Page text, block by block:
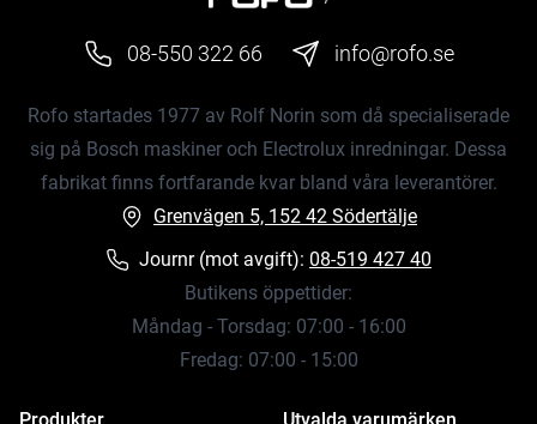
08-550 322 66 info@rofo.se
Rofo startades 1977 av Rolf Norin som då specialiserade
sig på Bosch maskiner och Electrolux inredningar. Dessa
fabrikat finns fortfarande kvar bland våra leverantörer.
Grenvägen 5, 152 42 Södertälje
Journr (mot avgift): 08-519 427 40
Butikens öppettider:
Måndag - Torsdag: 07:00 - 16:00
Fredag: 07:00 - 15:00